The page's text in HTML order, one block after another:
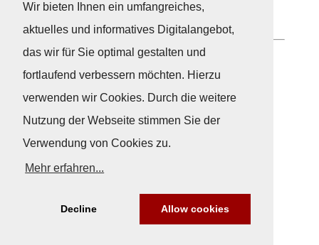
Wir bieten Ihnen ein umfangreiches,
aktuelles und informatives Digitalangebot,
das wir für Sie optimal gestalten und
fortlaufend verbessern möchten. Hierzu
verwenden wir Cookies. Durch die weitere
Nutzung der Webseite stimmen Sie der
Verwendung von Cookies zu.
Mehr erfahren...
Decline Allow cookies
Neuigkeiten